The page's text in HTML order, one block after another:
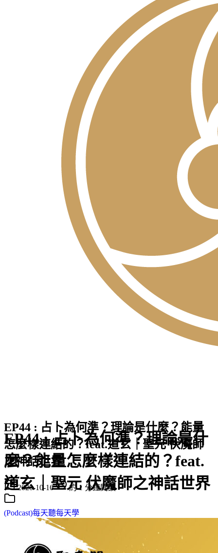
EP44 : 占卜為何準？理論是什
麼？能量怎麼樣連結的？feat.
道玄｜聖元 伏魔師之神話世界
EP44 : 占卜為何準？理論是什麼？能量
怎麼樣連結的？feat.道玄｜聖元 伏魔師
之神話世界
2020-10-16 約 1 分鐘閱讀
(Podcast)每天聽每天學